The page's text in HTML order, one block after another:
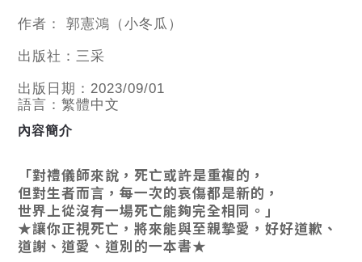
作者： 郭憲鴻（小冬瓜）
出版社：三采
出版日期：2023/09/01
語言：繁體中文
內容簡介
「對禮儀師來說，死亡或許是重複的，
但對生者而言，每一次的哀傷都是新的，
世界上從沒有一場死亡能夠完全相同。」
★讓你正視死亡，將來能與至親摯愛，好好道歉、
道謝、道愛、道別的一本書★